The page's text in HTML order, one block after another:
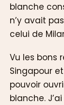
blanche
n’y avait
celui de
Vu les bons
Singapour
pouvoir
blanche.